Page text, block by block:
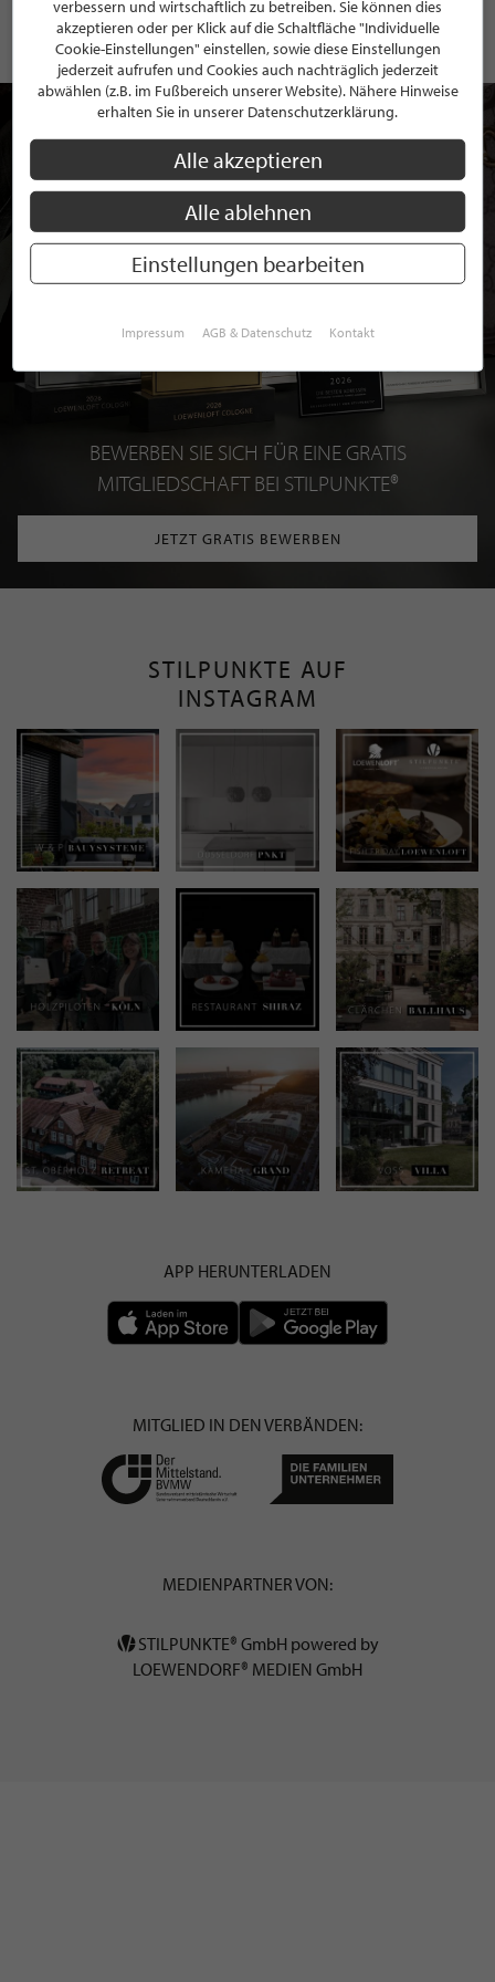
BEWERBEN SIE SICH FÜR EINE GRATIS
MITGLIEDSCHAFT BEI STILPUNKTE®
JETZT GRATIS BEWERBEN
STILPUNKTE AUF
INSTAGRAM
APP HERUNTERLADEN
MITGLIED IN DEN VERBÄNDEN:
MEDIENPARTNER VON:
STILPUNKTE® GmbH powered by
LOEWENDORF® MEDIEN GmbH
verbessern und wirtschaftlich zu betreiben. Sie können dies
akzeptieren oder per Klick auf die Schaltfläche "Individuelle
Cookie-Einstellungen" einstellen, sowie diese Einstellungen
jederzeit aufrufen und Cookies auch nachträglich jederzeit
abwählen (z.B. im Fußbereich unserer Website). Nähere Hinweise
erhalten Sie in unserer Datenschutzerklärung.
Alle akzeptieren
Alle ablehnen
Einstellungen bearbeiten
Impressum AGB & Datenschutz Kontakt